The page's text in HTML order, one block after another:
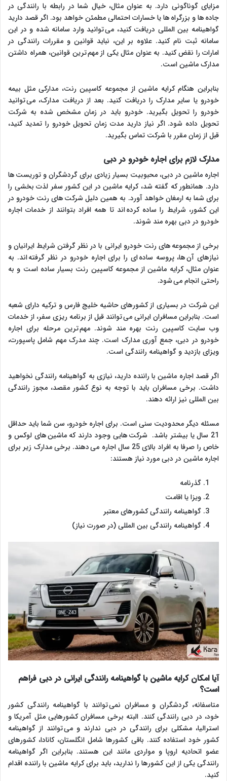
مزایای گوناگونی دارد. به عنوان مثال، خیال شما در رابطه با رانندگی در
جاده ها و بزرگراه ها یا خسارات احتمالی مطمئن خواهد بود. اگر قصد دارید
گواهینامه بین المللی دریافت کنید، می توانید وارد سامانه شده و در این
سامانه ثبت نام کنید. علاوه بر این، نباید قوانین و مقررات رانندگی در
امارات را نقض کنید. به عنوان مثال یکی از مهم ترین قوانین، همراه داشتن
مدارک ماشین است.
بنابراین هنگام کرایه ماشین از مجموعه کاسپین رنت، مدارکی مثل بیمه
خودرو یا سایر مدارک را دریافت کنید. بعد از دریافت مدارک، می توانید
خودرو را تحویل بگیرید. خودرو باید در زمان مشخص شده به شرکت
تحویل داده شود. اگر نیاز دارید مدت زمان تحویل خودرو را تمدید کنید،
قبل از زمان مقرر با شرکت تماس بگیرید.
مدارک لازم برای اجاره خودرو در دبی
اجاره ماشین در دبی، محبوبیت بسیار زیادی برای گردشگران و توریست ها
دارد. همانطور که گفته شد، کرایه ماشین در این کشور سفر لذت بخشی را
برای شما به ارمغان خواهد آورد. به همین دلیل شرکت های رنت خودرو در
این کشور، شرایط را ساده کرده اند تا همه افراد بتوانند از خدمات اجاره
خودرو در دبی بهره مند شوند.
برخی از مجموعه های رنت خودرو ایرانی با در نظر گرفتن شرایط ایرانیان و
نیازهای آن ها، پروسه ساده ای را برای اجاره خودرو در نظر گرفته اند. به
عنوان مثال، کرایه ماشین از مجموعه کاسپین رنت بسیار ساده است و به
راحتی انجام می شود.
این شرکت در بسیاری از کشورهای حاشیه خلیج فارس و ترکیه دارای شعبه
است. بنابراین مسافران ایرانی می توانند قبل از برنامه ریزی سفر، از خدمات
وب سایت کاسپین رنت بهره مند شوند. مهم ترین مرحله برای اجاره
خودرو در دبی، جمع آوری مدارک است. چند مدرک مهم شامل پاسپورت،
ویزای بازدید و گواهینامه رانندگی است.
اگر قصد اجاره ماشین با راننده دارید، نیازی به گواهینامه رانندگی نخواهید
داشت. برخی مسافران باید با توجه به نوع کشور مقصد، مجوز رانندگی
بین المللی نیز ارائه دهند.
مسئله دیگر محدودیت سنی است. برای اجاره خودرو، سن شما باید حداقل
21 سال یا بیشتر باشد. شرکت هایی وجود دارند که ماشین های لوکس و
خاص را صرفا به افراد بالای 25 سال اجاره می دهند. برخی مدارک زیر برای
اجاره ماشین در دبی مورد نیاز هستند:
گذرنامه
ویزا یا اقامت
گواهینامه رانندگی کشورهای معتبر
گواهینامه رانندگی بین المللی (در صورت نیاز)
آیا امکان کرایه ماشین با گواهینامه رانندگی ایرانی در دبی فراهم
است؟
متاسفانه، گردشگران و مسافران نمی توانند با گواهینامه رانندگی کشور
خود، در دبی رانندگی کنند. البته برخی مسافران کشورهایی مثل آمریکا و
استرالیا، مشکلی برای رانندگی در دبی ندارند و می توانند از گواهینامه
کشور خود استفاده کنند. باقی کشورها شامل انگلستان، کانادا، کشورهای
عضو اتحادیه اروپا و مواردی مانند این هستند. بنابراین اگر گواهینامه
رانندگی یکی از این کشورها را ندارید، باید برای کرایه ماشین با راننده اقدام
کنید.